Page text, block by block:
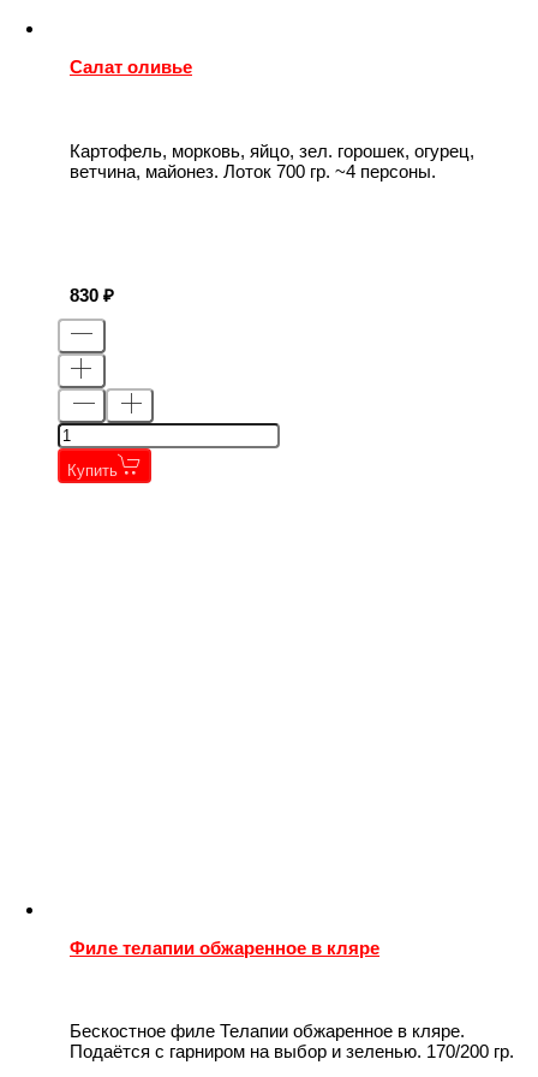
Салат оливье
Картофель, морковь, яйцо, зел. горошек, огурец,
ветчина, майонез. Лоток 700 гр. ~4 персоны.
830
Купить
Филе телапии обжаренное в кляре
Бескостное филе Телапии обжаренное в кляре.
Подаётся с гарниром на выбор и зеленью. 170/200 гр.